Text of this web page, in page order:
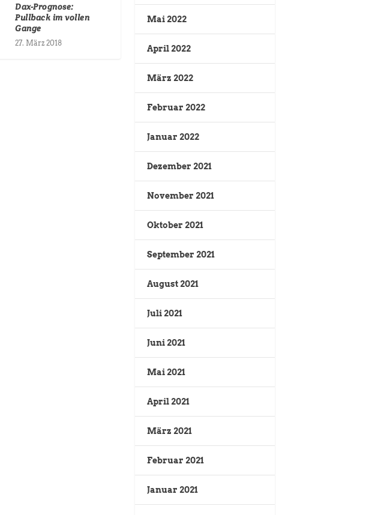
Dax-Prognose:
Pullback im vollen
Gange
27. März 2018
Mai 2022
April 2022
März 2022
Februar 2022
Januar 2022
Dezember 2021
November 2021
Oktober 2021
September 2021
August 2021
Juli 2021
Juni 2021
Mai 2021
April 2021
März 2021
Februar 2021
Januar 2021